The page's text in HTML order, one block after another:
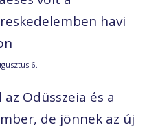
havi
6.
az Odüsszeia és a
de jönnek az új